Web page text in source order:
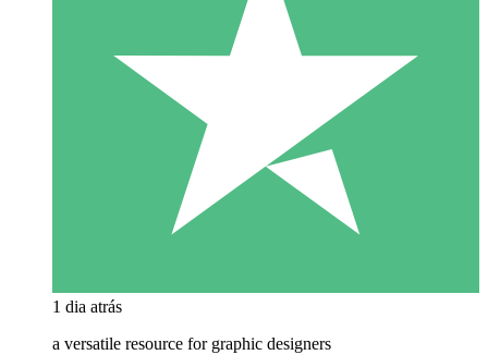
1 dia atrás
a versatile resource for graphic designers